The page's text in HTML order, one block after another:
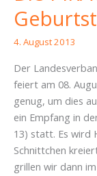
4. August 2013
Der
feiert am 08.
genug, um dies
ein Empfang in
13) statt. Es wird
Schnittchen
grillen wir dann